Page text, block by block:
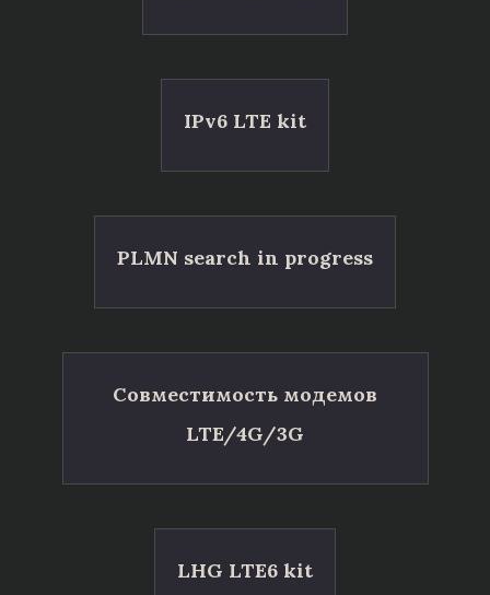
IPv6 LTE kit
PLMN search in progress
Совместимость модемов
LTE/4G/3G
LHG LTE6 kit